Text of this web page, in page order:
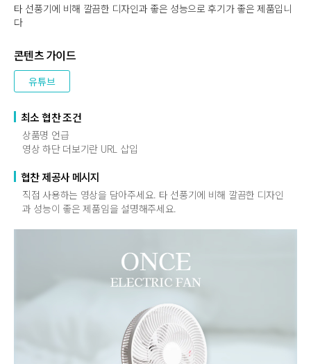
타 선풍기에 비해 깔끔한 디자인과 좋은 성능으로 후기가 좋은 제품입니
다
콘텐츠 가이드
유튜브
최소 협찬 조건
상품명 언급
영상 하단 더보기란 URL 삽입
협찬 제공사 메시지
직접 사용하는 영상을 담아주세요. 타 선풍기에 비해 깔끔한 디자인
과 성능이 좋은 제품임을 설명해주세요.